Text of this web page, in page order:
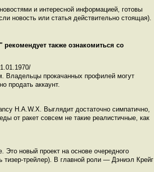
и интересной информацией, готовы
новость или статья действительно стоящая).
" рекомендует также ознакомиться со
Владельцы прокачанных профилей могут
продать аккаунт.
H.A.W.X. Выглядит достаточно симпатично,
от ракет совсем не такие реалистичные, как
новый проект на основе очередного
трейлер). В главной роли — Дэниэл Крейг